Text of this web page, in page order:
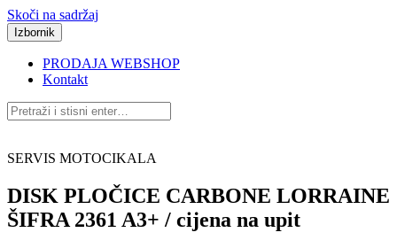
Skoči na sadržaj
Izbornik
PRODAJA WEBSHOP
Kontakt
SERVIS MOTOCIKALA
DISK PLOČICE CARBONE LORRAINE
ŠIFRA 2361 A3+ / cijena na upit